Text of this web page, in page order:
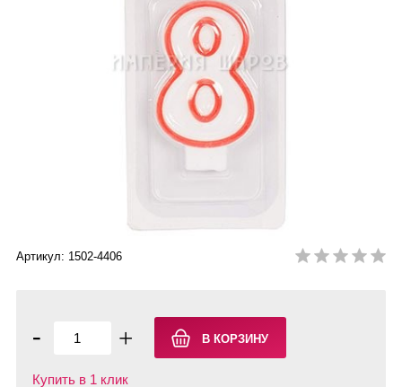
Артикул: 1502-4406
- +
Купить в 1 клик